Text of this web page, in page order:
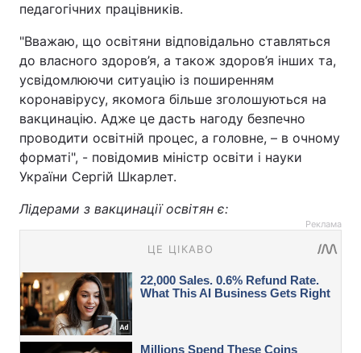
педагогічних працівників.
"Вважаю, що освітяни відповідально ставляться
до власного здоров’я, а також здоров’я інших та,
усвідомлюючи ситуацію із поширенням
коронавірусу, якомога більше зголошуються на
вакцинацію. Адже це дасть нагоду безпечно
проводити освітній процес, а головне, – в очному
форматі", - повідомив міністр освіти і науки
України Сергій Шкарлет.
Лідерами з вакцинації освітян є:
Реклама